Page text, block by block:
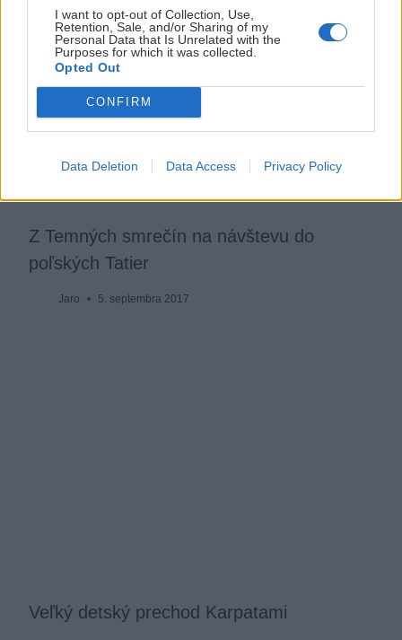
I want to opt-out of Collection, Use,
Retention, Sale, and/or Sharing of my
Personal Data that Is Unrelated with the
Purposes for which it was collected.
Opted Out
CONFIRM
Data Deletion Data Access Privacy Policy
Z Temných smrečín na návštevu do
poľských Tatier
Jaro 5. septembra 2017
Veľký detský prechod Karpatami